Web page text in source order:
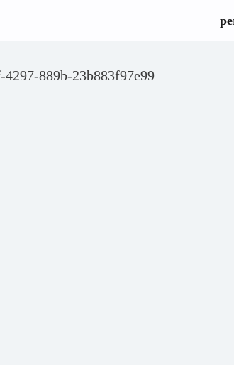
889b-23b883f97e99